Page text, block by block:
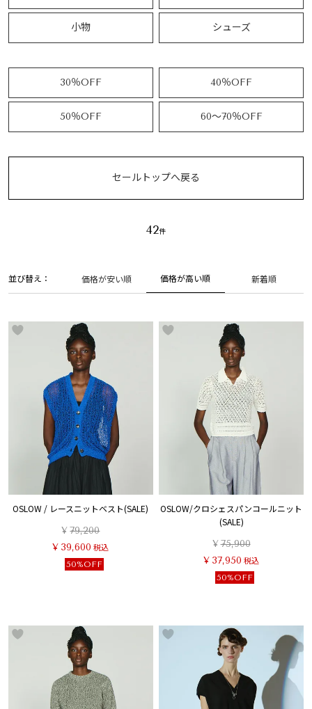
小物 シューズ
30％OFF 40％OFF
50％OFF 60～70％OFF
セールトップへ戻る
並び替え 価格が安い順 価格が高い順 新着順
42
OSLOW / レースニットベスト(SALE)
¥ 79,200
¥ 39,600 税込
50%OFF
OSLOW/クロシェスパンコールニット
(SALE)
¥75,900
¥ 37,950 税込
50%OFF